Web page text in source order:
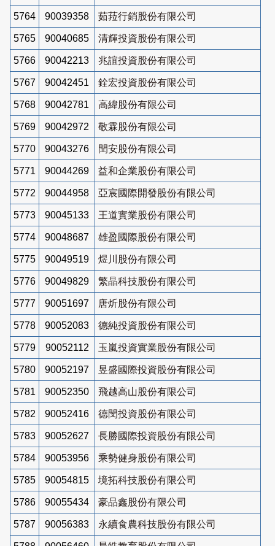
5764 90039358 茹菈行銷股份有限公司
5765 90040685 清輝投資股份有限公司
5766 90042213 兆誼投資股份有限公司
5767 90042451 銓宏投資股份有限公司
5768 90042781 高緯股份有限公司
5769 90042972 敬霖股份有限公司
5770 90043276 閏安股份有限公司
5771 90044269 益和企業股份有限公司
5772 90044958 亞宸國際開發股份有限公司
5773 90045133 王道實業股份有限公司
5774 90048687 雄盈國際股份有限公司
5775 90049519 煜川股份有限公司
5776 90049829 繁晶科技股份有限公司
5777 90051697 唐炘股份有限公司
5778 90052083 德純投資股份有限公司
5779 90052112 玉嵐投資實業股份有限公司
5780 90052197 昱盛國際投資股份有限公司
5781 90052350 飛越高山股份有限公司
5782 90052416 德閔投資股份有限公司
5783 90052627 長勝國際投資股份有限公司
5784 90053956 乘勢健身股份有限公司
5785 90054815 境拓科技股份有限公司
5786 90055434 豪品鑫股份有限公司
5787 90056383 永續食農科技股份有限公司